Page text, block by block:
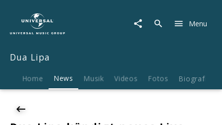
News
Dua
kündigt
neues
Album
Menu
Dua Lipa
Home News Musik Videos Fotos Biografie